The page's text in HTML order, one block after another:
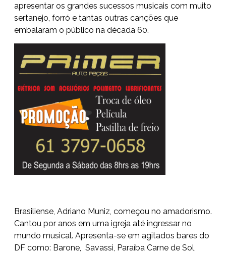
apresentar os grandes sucessos musicais com muito
sertanejo, forró e tantas outras canções que
embalaram o público na década 60.
Brasiliense, Adriano Muniz, começou no amadorismo.
Cantou por anos em uma igreja até ingressar no
mundo musical. Apresenta-se em agitados bares do
DF como: Barone, Savassi, Paraíba Carne de Sol,